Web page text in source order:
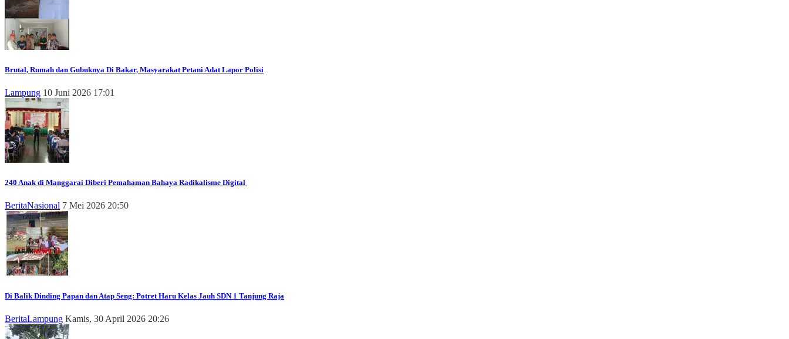
Brutal, Rumah dan Gubuknya Di Bakar, Masyarakat Petani Adat Lapor Polisi
Lampung 10 Juni 2026 17:01
240 Anak di Manggarai Diberi Pemahaman Bahaya Radikalisme Digital
BeritaNasional 7 Mei 2026 20:50
Di Balik Dinding Papan dan Atap Seng: Potret Haru Kelas Jauh SDN 1 Tanjung Raja
BeritaLampung Kamis, 30 April 2026 20:26